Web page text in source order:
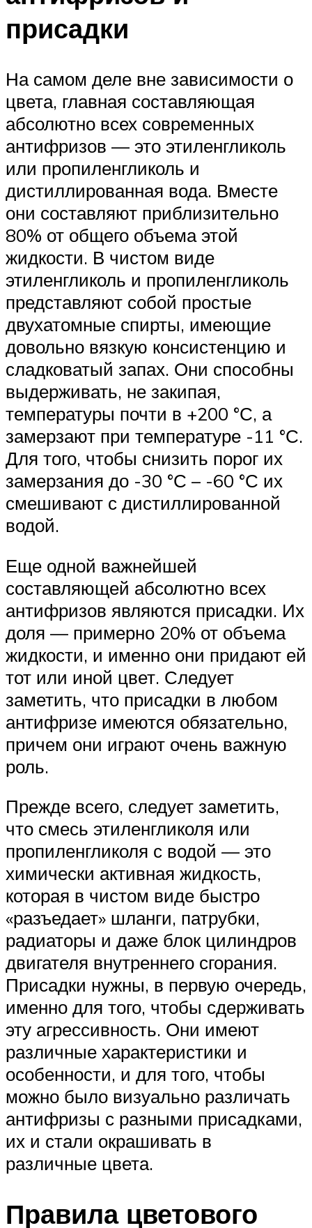
присадки
На самом деле вне зависимости о
цвета, главная составляющая
абсолютно всех современных
антифризов — это этиленгликоль
или пропиленгликоль и
дистиллированная вода. Вместе
они составляют приблизительно
80% от общего объема этой
жидкости. В чистом виде
этиленгликоль и пропиленгликоль
представляют собой простые
двухатомные спирты, имеющие
довольно вязкую консистенцию и
сладковатый запах. Они способны
выдерживать, не закипая,
температуры почти в +200 °С, а
замерзают при температуре -11 °С.
Для того, чтобы снизить порог их
замерзания до -30 °С – -60 °С их
смешивают с дистиллированной
водой.
Еще одной важнейшей
составляющей абсолютно всех
антифризов являются присадки. Их
доля — примерно 20% от объема
жидкости, и именно они придают ей
тот или иной цвет. Следует
заметить, что присадки в любом
антифризе имеются обязательно,
причем они играют очень важную
роль.
Прежде всего, следует заметить,
что смесь этиленгликоля или
пропиленгликоля с водой — это
химически активная жидкость,
которая в чистом виде быстро
«разъедает» шланги, патрубки,
радиаторы и даже блок цилиндров
двигателя внутреннего сгорания.
Присадки нужны, в первую очередь,
именно для того, чтобы сдерживать
эту агрессивность. Они имеют
различные характеристики и
особенности, и для того, чтобы
можно было визуально различать
антифризы с разными присадками,
их и стали окрашивать в
различные цвета.
Правила цветового